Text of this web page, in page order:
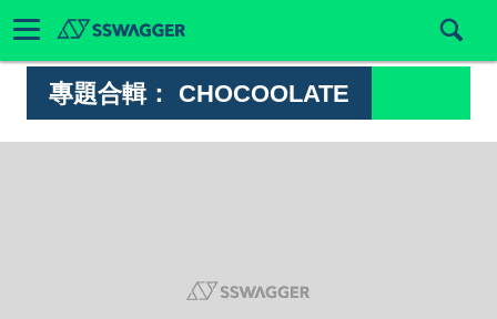
專題合輯： CHOCOOLATE